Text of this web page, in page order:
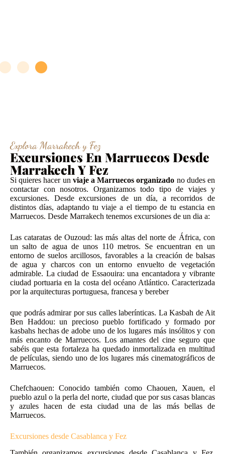
Explora Marrakech y Fez
Excursiones En Marruecos Desde
Marrakech Y Fez
Si quieres hacer un viaje a Marruecos organizado no dudes en
contactar con nosotros. Organizamos todo tipo de viajes y
excursiones. Desde excursiones de un día, a recorridos de
distintos días, adaptando tu viaje a el tiempo de tu estancia en
Marruecos. Desde Marrakech tenemos excursiones de un dia a:
Las cataratas de Ouzoud: las más altas del norte de África, con
un salto de agua de unos 110 metros. Se encuentran en un
entorno de suelos arcillosos, favorables a la creación de balsas
de agua y charcos con un entorno envuelto de vegetación
admirable. La ciudad de Essaouira: una encantadora y vibrante
ciudad portuaria en la costa del océano Atlántico. Caracterizada
por la arquitecturas portuguesa, francesa y bereber
que podrás admirar por sus calles laberínticas. La Kasbah de Ait
Ben Haddou: un precioso pueblo fortificado y formado por
kasbahs hechas de adobe uno de los lugares más insólitos y con
más encanto de Marruecos. Los amantes del cine seguro que
sabéis que esta fortaleza ha quedado inmortalizada en multitud
de películas, siendo uno de los lugares más cinematográficos de
Marruecos.
Chefchaouen: Conocido también como Chaouen, Xauen, el
pueblo azul o la perla del norte, ciudad que por sus casas blancas
y azules hacen de esta ciudad una de las más bellas de
Marruecos.
Excursiones desde Casablanca y Fez